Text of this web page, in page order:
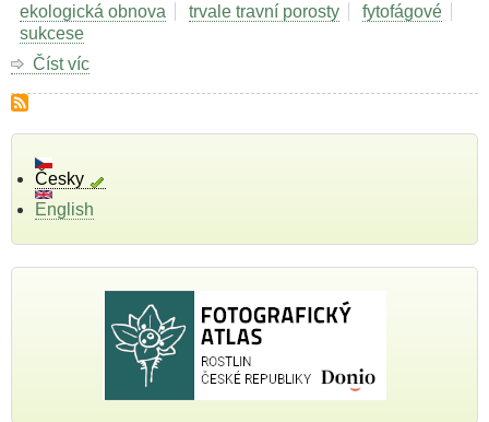
ekologická obnova
trvale travní porosty
fytofágové
sukcese
Číst víc
bohatých
porostů
v
Bílých
fytofágního
hmyzu.
Česky
English